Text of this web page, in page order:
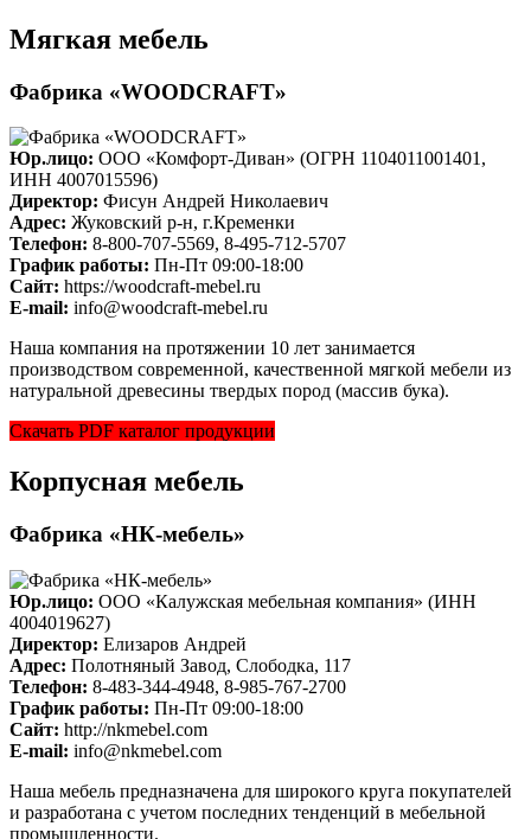
Мягкая мебель
Фабрика «WOODCRAFT»
Юр.лицо: ООО «Комфорт-Диван» (ОГРН 1104011001401,
ИНН 4007015596)
Директор: Фисун Андрей Николаевич
Адрес: Жуковский р-н, г.Кременки
Телефон: 8-800-707-5569, 8-495-712-5707
График работы: Пн-Пт 09:00-18:00
Cайт: https://woodcraft-mebel.ru
E-mail: info@woodcraft-mebel.ru
Наша компания на протяжении 10 лет занимается
производством современной, качественной мягкой мебели из
натуральной древесины твердых пород (массив бука).
Скачать PDF каталог продукции
Корпусная мебель
Фабрика «НК-мебель»
Юр.лицо: ООО «Калужская мебельная компания» (ИНН
4004019627)
Директор: Елизаров Андрей
Адрес: Полотняный Завод, Слободка, 117
Телефон: 8-483-344-4948, 8-985-767-2700
График работы: Пн-Пт 09:00-18:00
Cайт: http://nkmebel.com
E-mail: info@nkmebel.com
Наша мебель предназначена для широкого круга покупателей
и разработана с учетом последних тенденций в мебельной
промышленности.